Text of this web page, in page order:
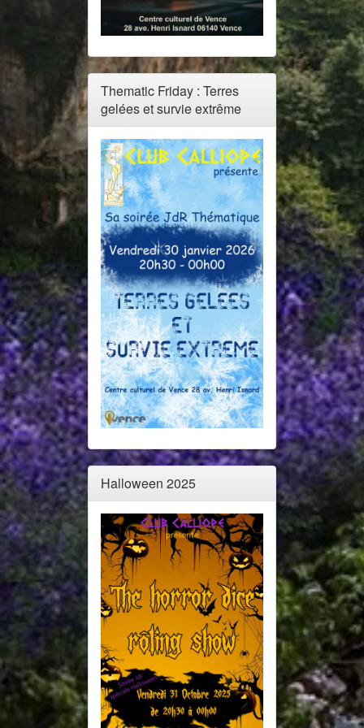
Thematic Friday : Terres
gelées et survie extrême
Halloween 2025